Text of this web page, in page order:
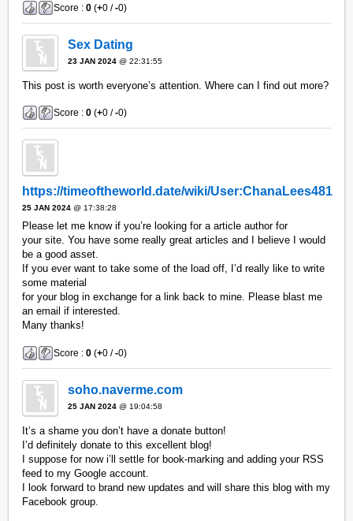
Score :0 (+0 /-0)
Sex Dating
23 JAN 2024 @ 22:31:55
This post is worth everyone’s attention. Where can I find out more?
Score :0 (+0 /-0)
https://timeoftheworld.date/wiki/User:ChanaLees481
25 JAN 2024 @ 17:38:28
Please let me know if you’re looking for a article author for
your site. You have some really great articles and I believe I would
be a good asset.
If you ever want to take some of the load off, I’d really like to write
some material
for your blog in exchange for a link back to mine. Please blast me
an email if interested.
Many thanks!
Score :0 (+0 /-0)
soho.naverme.com
25 JAN 2024 @ 19:04:58
It’s a shame you don’t have a donate button!
I’d definitely donate to this excellent blog!
I suppose for now i’ll settle for book-marking and adding your RSS
feed to my Google account.
I look forward to brand new updates and will share this blog with my
Facebook group.